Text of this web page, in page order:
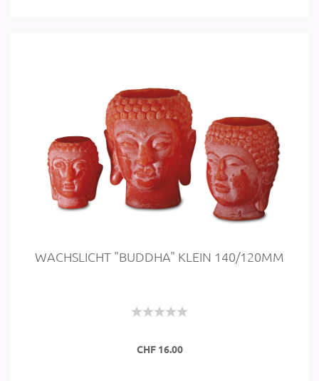
WACHS­LICHT "BUD­DHA" KLEIN 140/120MM
CHF 16.00